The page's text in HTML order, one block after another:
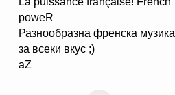
poweR
Разнообразна френска музика
за всеки вкус ;)
aZ